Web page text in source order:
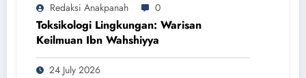
Redaksi Anakpanah 0
Toksikologi Lingkungan: Warisan
Keilmuan Ibn Wahshiyya
24 July 2026